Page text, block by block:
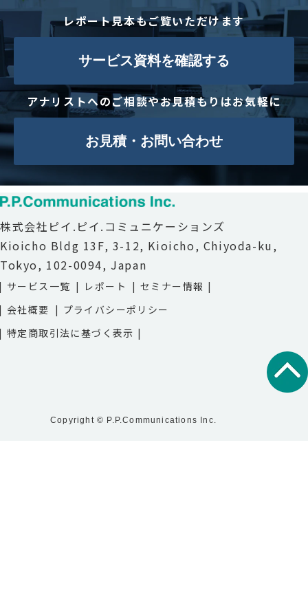
レポート見本もご覧いただけます
サービス資料を確認する
アナリストへのご相談やお見積もりはお気軽に
お見積・お問い合わせ
株式会社ピイ.ピイ.コミュニケーションズ
Kioicho Bldg 13F, 3-12, Kioicho, Chiyoda-ku,
Tokyo, 102-0094, Japan
サービス一覧 レポート
セミナー情報
会社概要
プライバシーポリシー
特定商取引法に基づく表示
Copyright © P.P.Communications Inc.